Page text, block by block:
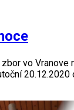
vo Vranove
20.12.2020